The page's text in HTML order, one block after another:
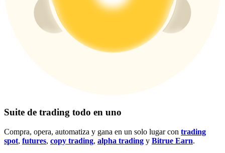
Más eventos
Gana premios y recompensas exclusivas
Centro de recompensas
Suite de trading todo en uno
Compra, opera, automatiza y gana en un solo lugar con trading
spot, futures, copy trading, alpha trading y Bitrue Earn.